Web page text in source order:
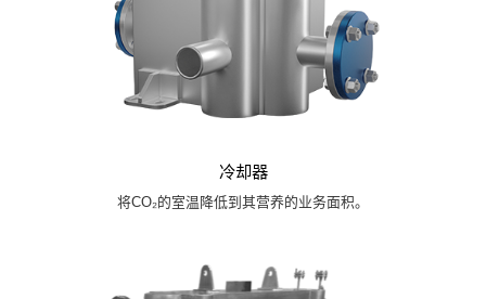
冷却器
将CO₂的室温降低到其营养的业务面积。